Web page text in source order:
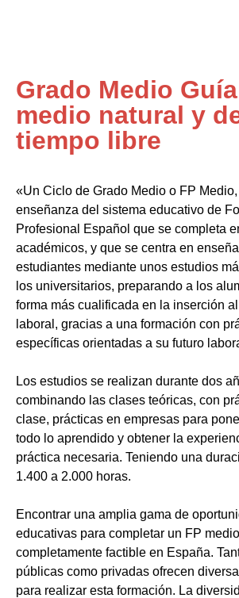
Grado Medio
medio natural y
tiempo libre
«Un Ciclo de Grado Medio o FP
enseñanza del sistema educativo de
Profesional Español que se completa
académicos, y que se centra en
estudiantes mediante unos estudios
los universitarios, preparando a los
forma más cualificada en la inserción
laboral, gracias a una formación con
específicas orientadas a su futuro
Los estudios se realizan durante dos
combinando las clases teóricas, con
clase, prácticas en empresas para
todo lo aprendido y obtener la
práctica necesaria. Teniendo una
1.400 a 2.000 horas.
Encontrar una amplia gama de
educativas para completar un FP
completamente factible en España.
públicas como privadas ofrecen
para realizar esta formación. La